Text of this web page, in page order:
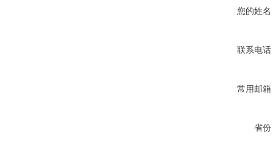
您的姓名
联系电话
常用邮箱
省份